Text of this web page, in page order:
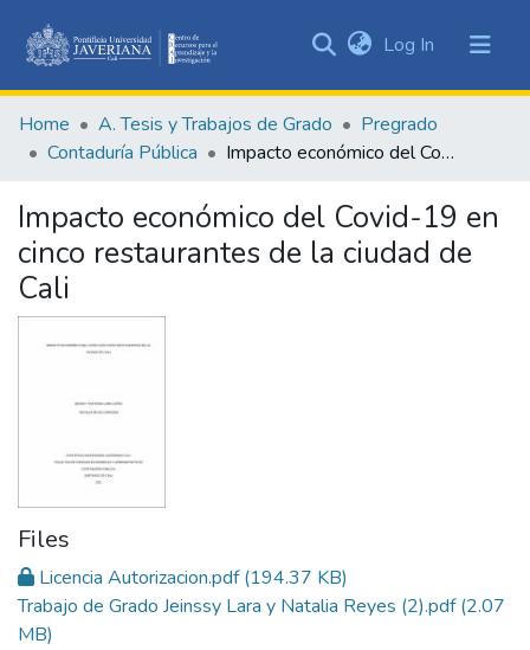
&
Collections
Statistics
Log In (current)
Home A. Tesis y Trabajos de Grado
Pregrado
Contaduría Pública
Impacto económico del Covid-19 en cinco restaurantes de la ciudad de Cali
Impacto económico del Covid-19 en
cinco restaurantes de la ciudad de
Cali
Files
Licencia Autorizacion.pdf(194.37 KB)
Trabajo de Grado Jeinssy Lara y Natalia Reyes (2).pdf(2.07
MB)